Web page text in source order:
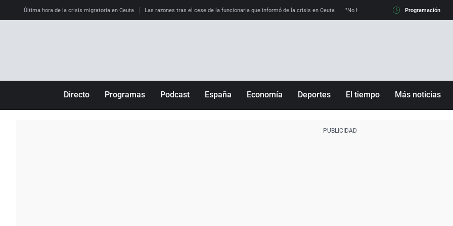
Última hora de la crisis migratoria en Ceuta Las razones tras el cese de la funcionaria que informó de la crisis en Ceuta "No hay mafias, que no nos engañen":
Programación
Directo Programas Podcast España Economía Deportes El tiempo Más noticias